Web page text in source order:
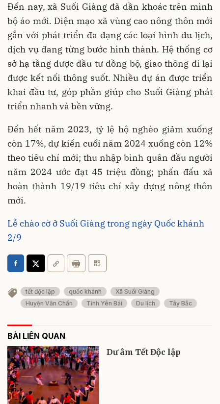
Đến nay, xã Suối Giàng đã dần khoác trên mình
bộ áo mới. Diện mạo xã vùng cao nông thôn mới
gắn với phát triển đa dạng các loại hình du lịch,
dịch vụ đang từng bước hình thành. Hệ thống cơ
sở hạ tầng được đầu tư đồng bộ, giao thông đi lại
được kết nối thông suốt. Nhiều dự án được triển
khai đầu tư, góp phần giúp cho Suối Giàng phát
triển nhanh và bền vững.
Đến hết năm 2023, tỷ lệ hộ nghèo giảm xuống
còn 17%, dự kiến cuối năm 2024 xuống còn 12%
theo tiêu chí mới; thu nhập bình quân đầu người
năm 2024 ước đạt 45 triệu đồng; phấn đấu xã
hoàn thành 19/19 tiêu chí xây dựng nông thôn
mới.
Lễ chào cờ ở Suối Giàng trong ngày Quốc khánh
2/9
tết độc lập quốc khánh
Xã Suối Giàng
Huyện Văn Chấn
Tỉnh Yên Bái Du lịch Tây Bắc
BÀI LIÊN QUAN
Dư âm Tết Độc lập